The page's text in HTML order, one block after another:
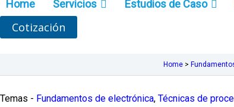
Home Servicios Estudios de Caso
Cotización
Home >
Temas - Fundamentos de electrónica, Técnicas de